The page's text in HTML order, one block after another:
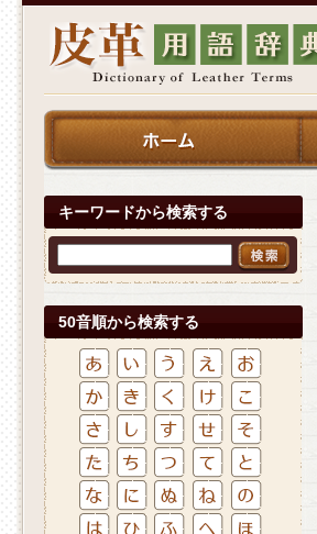
キーワードから検索する
50音順から検索する